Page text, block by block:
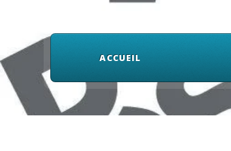
ACCUEIL